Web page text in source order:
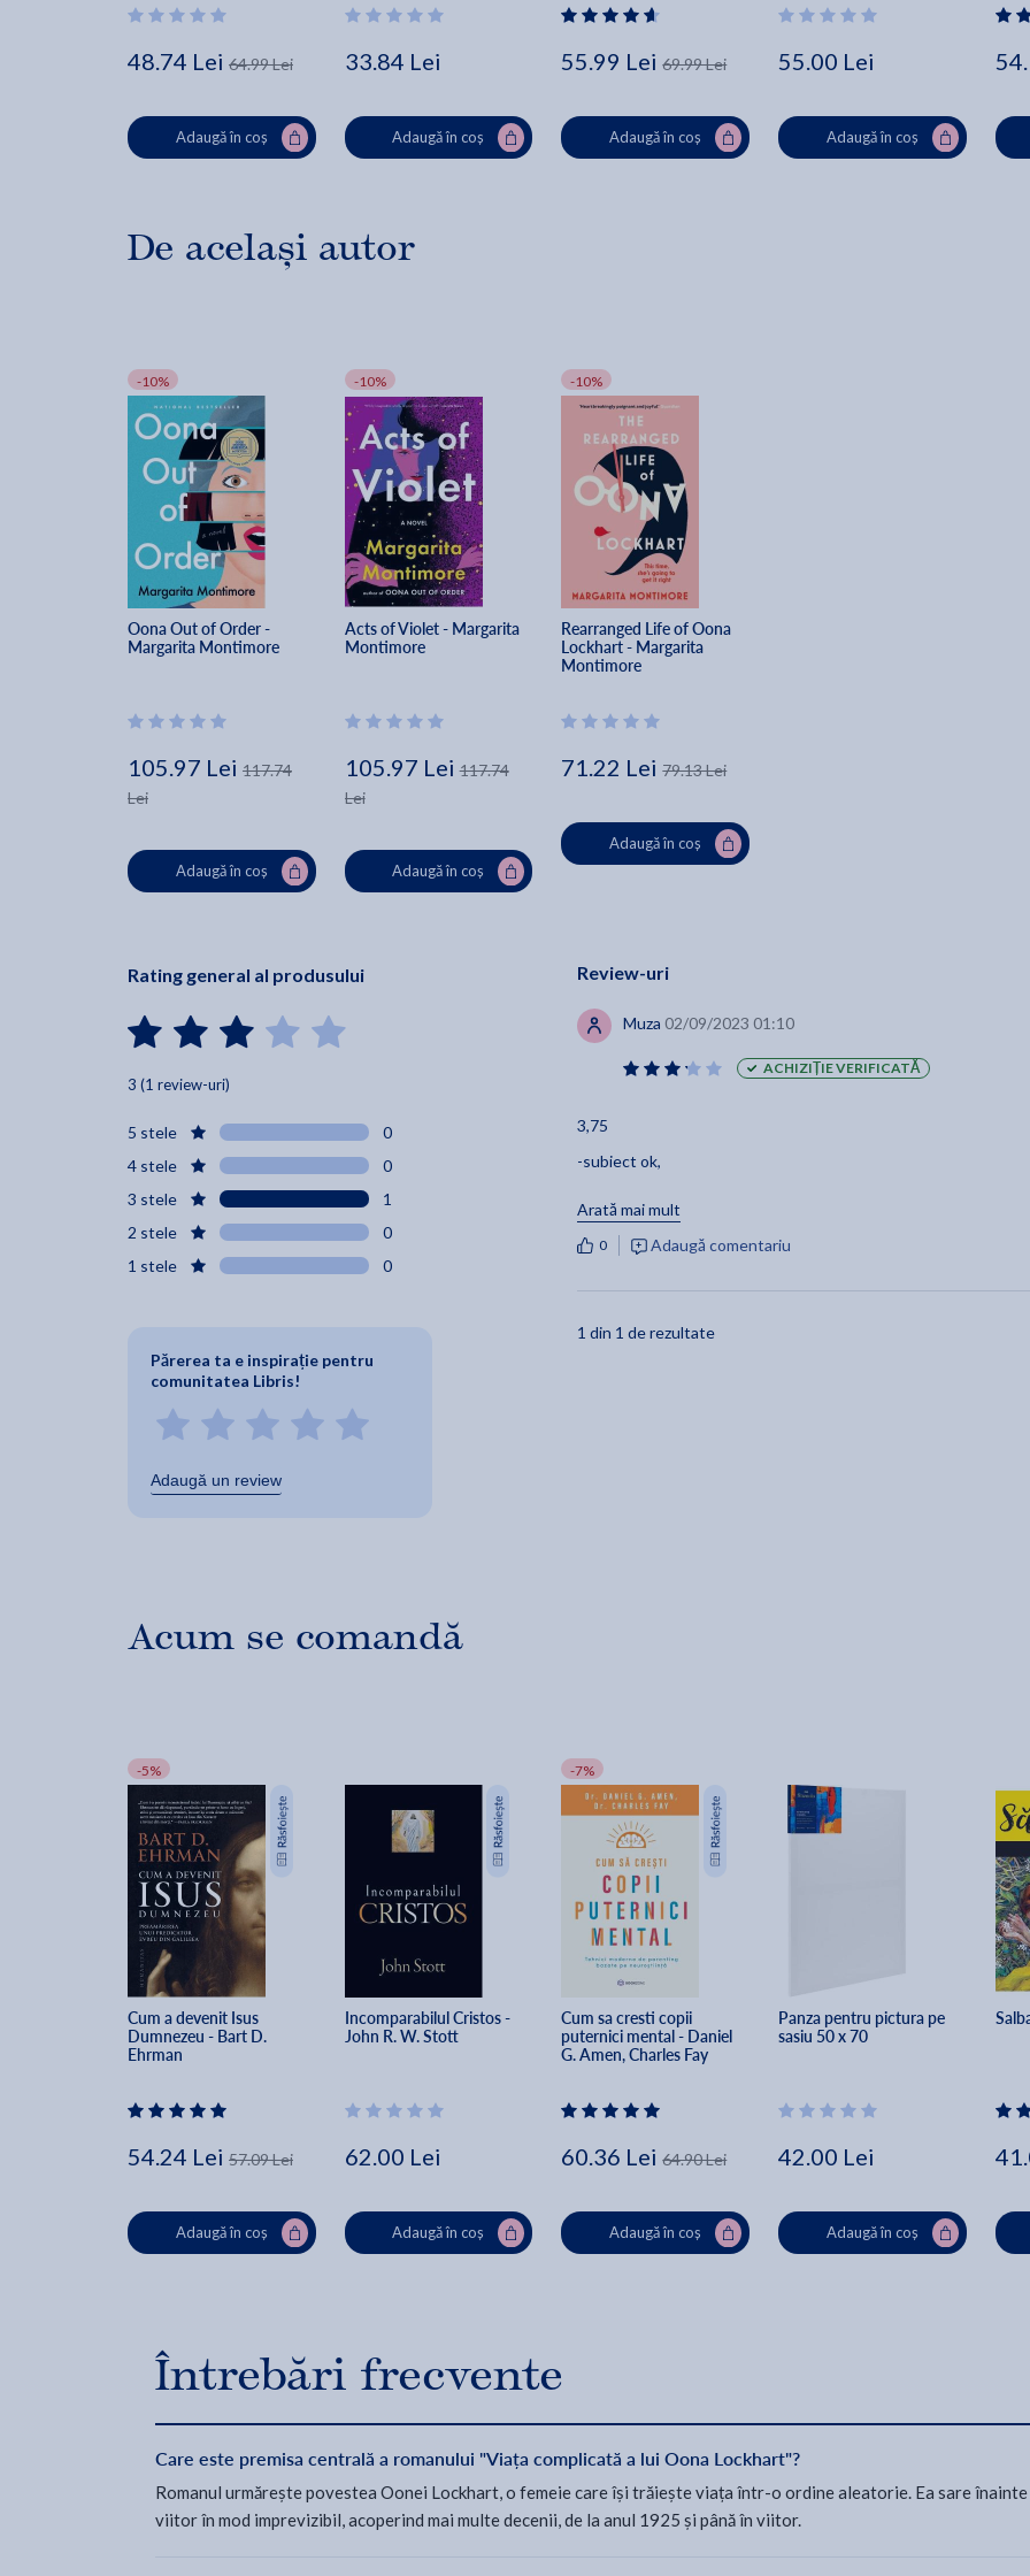
48.74 Lei 64.99 Lei
Adaugă în coș
33.84 Lei
Adaugă în coș
55.99 Lei 69.99 Lei
Adaugă în coș
55.00 Lei
Adaugă în coș
De același autor
-10%
Oona Out of Order -
Margarita Montimore
105.97 Lei 117.74
Lei
Adaugă în coș
-10%
Acts of Violet - Margarita
Montimore
105.97 Lei 117.74
Lei
Adaugă în coș
-10%
Rearranged Life of Oona
Lockhart - Margarita
Montimore
71.22 Lei 79.13 Lei
Adaugă în coș
Rating general al produsului
3 (1 review-uri)
5 stele
0
4 stele
0
3 stele
1
2 stele
0
1 stele
0
Părerea ta e inspirație pentru
comunitatea Libris!
Adaugă un review
Review-uri
Muza 02/09/2023 01:10
ACHIZIȚIE VERIFICATĂ
3,75
-subiect ok,
-am regasit in carte multe fraze care" sunau bine"
(cu finalizarea acestei carti am inceput luna septembrie)
Arată mai mult
0 Adaugă comentariu
1 din 1 de rezultate
Acum se comandă
-5%
Cum a devenit Isus
Dumnezeu - Bart D.
Ehrman
54.24 Lei 57.09 Lei
Adaugă în coș
Incomparabilul Cristos -
John R. W. Stott
62.00 Lei
Adaugă în coș
-7%
Cum sa cresti copii
puternici mental - Daniel
G. Amen, Charles Fay
60.36 Lei 64.90 Lei
Adaugă în coș
Panza pentru pictura pe
sasiu 50 x 70
42.00 Lei
Adaugă în coș
Întrebări frecvente
Care este premisa centrală a romanului "Viața complicată a lui Oona Lockhart"?
Romanul urmărește povestea Oonei Lockhart, o femeie care își trăiește viața într-o ordine aleatorie. Ea sare
viitor în mod imprevizibil, acoperind mai multe decenii, de la anul 1925 și până în viitor.